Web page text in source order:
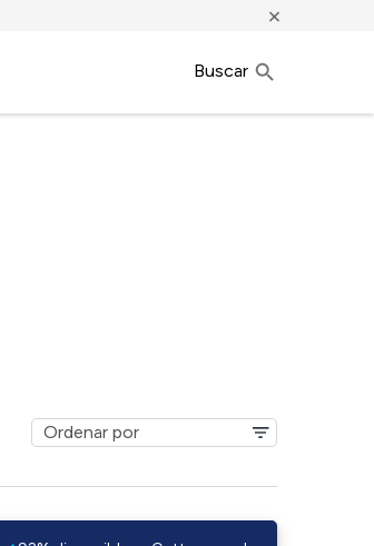
×
Buscar